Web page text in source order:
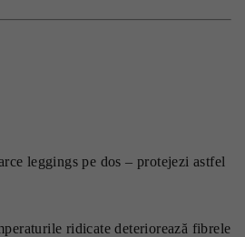
leggings pe dos – protejezi astfel
ridicate deteriorează fibrele